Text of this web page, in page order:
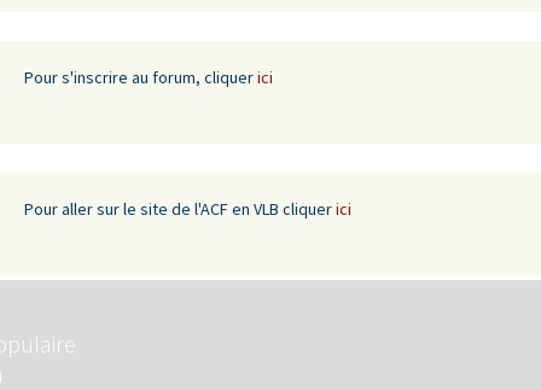
Pour s'inscrire au forum, cliquerici
Pour aller sur le site de l'ACF en VLB cliquerici